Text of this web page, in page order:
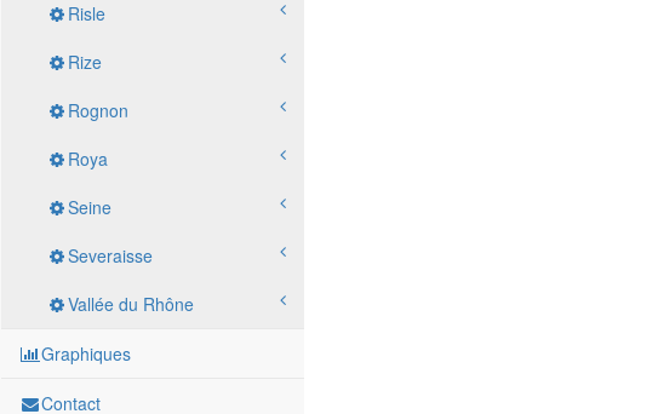
Risle
Rize
Rognon
Roya
Seine
Severaisse
Vallée du Rhône
Graphiques
Contact